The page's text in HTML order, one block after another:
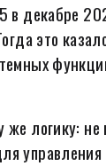
в декабре
это
логику: